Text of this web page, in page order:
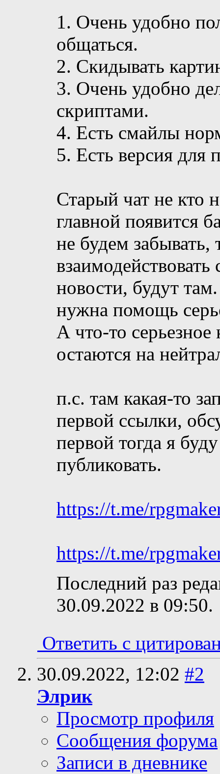
1. Очень удобно
общаться.
2. Скидывать
3. Очень удобно
скриптами.
4. Есть смайлы
5. Есть версия для
Старый чат не кто
главной появится
не будем забывать,
новости, будут
нужна помощь
А что-то
остаются на
п.с. там какая-то
первой ссылки,
первой тогда я
публиковать.
https://t.me/
https://t.me/
Последний раз
30.09.2022 в 09:50.
Ответить с
30.09.2022, 12:02 #2
Элрик
Просмотр профиля
Сообщения форума
Записи в дневнике